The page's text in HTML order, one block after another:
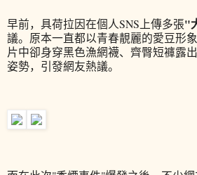
早前，具荷拉因在個人SNS上傳多張"
議。原本一直都以青春靚麗的愛豆形
片中卻身穿黑色漁網襪、齊臀短褲露
姿勢，引發網友熱議。